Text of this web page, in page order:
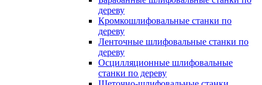
дереву
Кромкошлифовальные станки по
дереву
Ленточные шлифовальные станки по
дереву
Осцилляционные шлифовальные
станки по дереву